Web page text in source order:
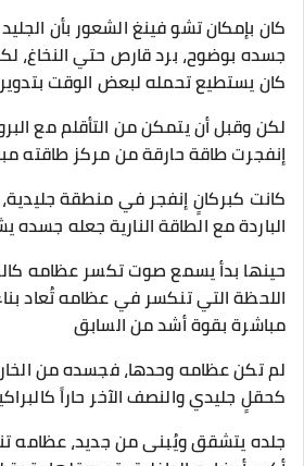
كان بإمكان تشو فينغ الشعور بأن
جسده بوضوح، برد قارص حتي النخاغ،
كان يستطيع تحمله لبعض الوقت
لكن وقبل أن يتمكن من التأقلم مع
إنفجرت طاقة حارقة من مركز طاقته
كانت كبركانٍ إنفجر في منطقة جليدية،
الباردة مع الطاقة النارية جعله
حينها بدأ يسمع صوت تكسر عظامه
اللحظة التي تنكسر في عظامه تُعاد
مباشرة بقوة أشد من السابق
لم تكن عظامه وحدها، فجسده من
كحقلٍ جليدي والنصف الآخر حاراً
جلده يتشقق ويُبنى من جديد، عظامه